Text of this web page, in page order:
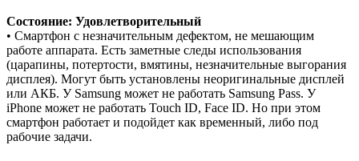
Состояние: Удовлетворительный
• Смартфон с незначительным дефектом, не мешающим
работе аппарата. Есть заметные следы использования
(царапины, потертости, вмятины, незначительные выгорания
дисплея). Могут быть установлены неоригинальные дисплей
или АКБ. У Samsung может не работать Samsung Pass. У
iPhone может не работать Touch ID, Face ID. Но при этом
смартфон работает и подойдет как временный, либо под
рабочие задачи.